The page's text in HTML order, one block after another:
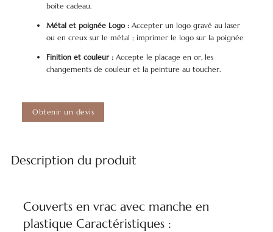
boîte cadeau.
Métal et poignée Logo : Accepter un logo gravé au laser
ou en creux sur le métal ; imprimer le logo sur la poignée
Finition et couleur : Accepte le placage en or, les
changements de couleur et la peinture au toucher.
Obtenir un devis
Description du produit
Couverts en vrac avec manche en
plastique Caractéristiques :